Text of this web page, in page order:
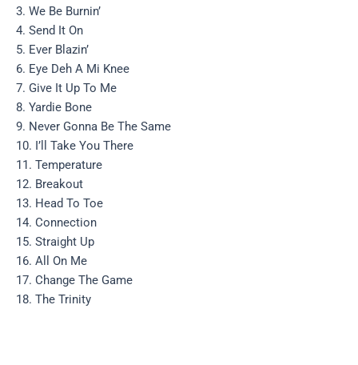
3. We Be Burnin’
4. Send It On
5. Ever Blazin’
6. Eye Deh A Mi Knee
7. Give It Up To Me
8. Yardie Bone
9. Never Gonna Be The Same
10. I’ll Take You There
11. Temperature
12. Breakout
13. Head To Toe
14. Connection
15. Straight Up
16. All On Me
17. Change The Game
18. The Trinity